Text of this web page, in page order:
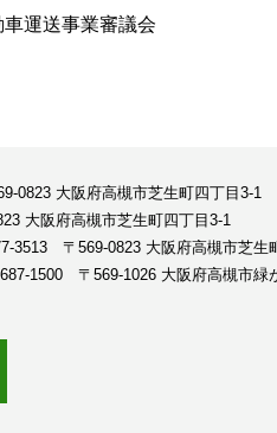
運送事業審議会
0823 大阪府高槻市芝生町四丁目3-1
大阪府高槻市芝生町四丁目3-1
3513〒569-0823 大阪府高槻市芝生
687-1500〒569-1026 大阪府高槻市緑